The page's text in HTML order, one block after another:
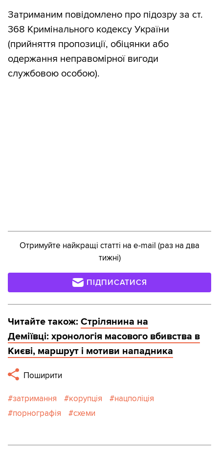
Затриманим повідомлено про підозру за ст.
368 Кримінального кодексу України
(прийняття пропозиції, обіцянки або
одержання неправомірної вигоди
службовою особою).
Отримуйте найкращі статті на e-mail (раз на два
тижні)
ПІДПИСАТИСЯ
Читайте також: Стрілянина на
Деміївці: хронологія масового вбивства в
Києві, маршрут і мотиви нападника
Поширити
затримання корупція
нацполіція
порнографія
схеми